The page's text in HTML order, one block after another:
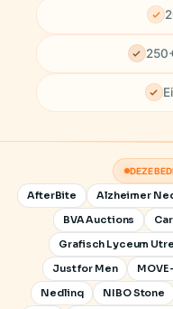
DEZE
AfterBite Alzheimer
BVA Auctions
Grafisch Lyceum
Just for Men
Nedlinq
NIBO Stone